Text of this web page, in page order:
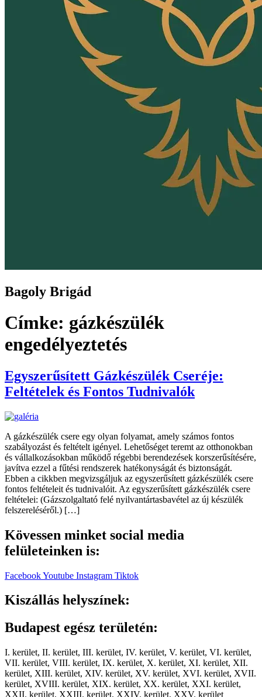
Bagoly Brigád
Címke: gázkészülék
engedélyeztetés
Egyszerűsített Gázkészülék Cseréje:
Feltételek és Fontos Tudnivalók
A gázkészülék csere egy olyan folyamat, amely számos fontos
szabályozást és feltételt igényel. Lehetőséget teremt az otthonokban
és vállalkozásokban működő régebbi berendezések korszerűsítésére,
javítva ezzel a fűtési rendszerek hatékonyságát és biztonságát.
Ebben a cikkben megvizsgáljuk az egyszerűsített gázkészülék csere
fontos feltételeit és tudnivalóit. Az egyszerűsített gázkészülék csere
feltételei: (Gázszolgaltató felé nyilvantártasbavétel az új készülék
felszereléséről.) […]
Kövessen minket social media
felületeinken is:
FacebookYoutube Instagram Tiktok
Kiszállás helyszínek:
Budapest egész területén:
I. kerület, II. kerület, III. kerület, IV. kerület, V. kerület, VI. kerület,
VII. kerület, VIII. kerület, IX. kerület, X. kerület, XI. kerület, XII.
kerület, XIII. kerület, XIV. kerület, XV. kerület, XVI. kerület, XVII.
kerület, XVIII. kerület, XIX. kerület, XX. kerület, XXI. kerület,
XXII. kerület, XXIII. kerület, XXIV. kerület, XXV. kerület